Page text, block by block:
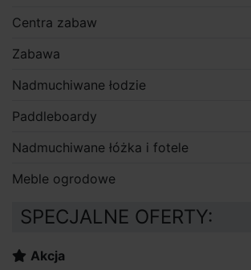
Centra zabaw
Zabawa
Nadmuchiwane łodzie
Paddleboardy
Nadmuchiwane łóżka i fotele
Meble ogrodowe
SPECJALNE OFERTY:
Akcja